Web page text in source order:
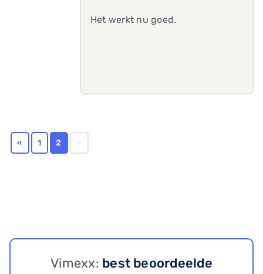
Het werkt nu goed.
« 1 2 »
Vimexx: best beoordeelde